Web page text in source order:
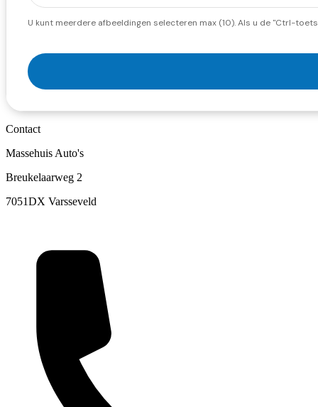
U kunt meerdere afbeeldingen selecteren max (10). Als u de "Ctrl-
Contact
Massehuis Auto's
Breukelaarweg 2
7051DX Varsseveld